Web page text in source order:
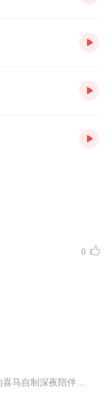
0
欢迎各位关注和订阅我参与创作的喜马自制深夜陪伴谈话栏目《听你说·百态人声》【听你说·百态人声】每晚直播连线真实人间故事|叶文现场互动中|人间冷暖，抱团取暖每周...